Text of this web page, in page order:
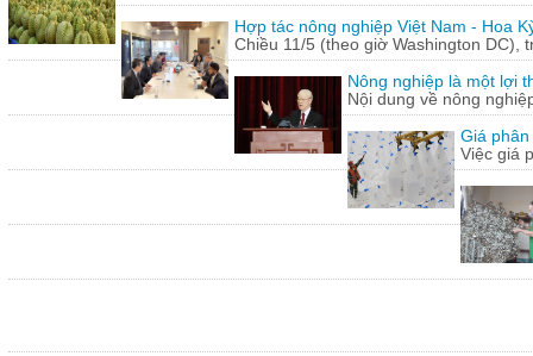
Hợp tác nông nghiệp Việt Nam - Hoa
Chiều 11/5 (theo giờ Washington DC),
Nông nghiệp là một lợi
Nội dung về nông
Giá
Việc giá